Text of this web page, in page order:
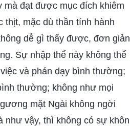
mà đạt được mục đích khiêm
thịt, mặc dù thần tính hành
dễ gì thấy được, đơn giản
Sự nhập thể này không thể
và phán dạy bình thường;
thường; không như mọi
mặt Ngài không ngời
như vậy, thì không có sự khôn